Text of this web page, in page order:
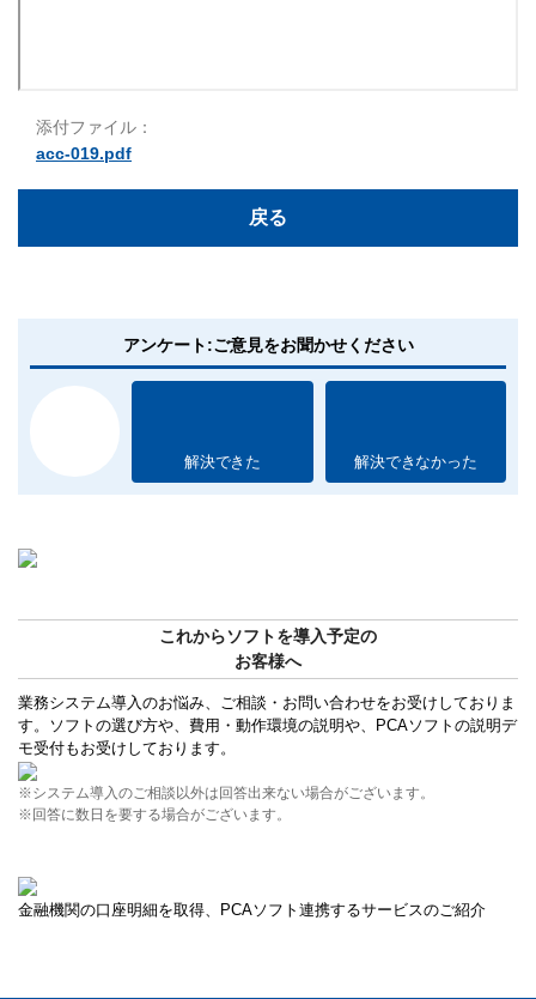
添付ファイル：
acc-019.pdf
戻る
アンケート:ご意見をお聞かせください
解決できた 解決できなかった
これからソフトを導入予定の
お客様へ
業務システム導入のお悩み、ご相談・お問い合わせをお受けしておりま
す。ソフトの選び方や、費用・動作環境の説明や、PCAソフトの説明デ
モ受付もお受けしております。
※システム導入のご相談以外は回答出来ない場合がございます。
※回答に数日を要する場合がございます。
金融機関の口座明細を取得、PCAソフト連携するサービスのご紹介